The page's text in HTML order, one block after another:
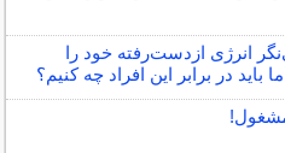
انرژی ازدست‌رفته خود را
باید در برابر این افراد چه کنیم؟